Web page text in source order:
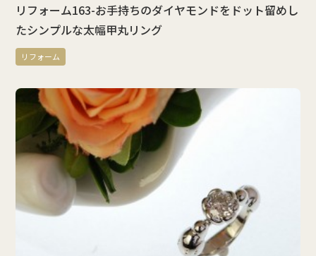
リフォーム163-お手持ちのダイヤモンドをドット留めし
たシンプルな太幅甲丸リング
リフォーム